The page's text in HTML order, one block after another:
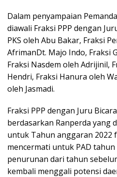
Dalam penyampaian
diawali Fraksi PPP dengan
PKS oleh Abu Bakar, Fraksi
AfrimanDt. Majo Indo, Fraksi
Fraksi Nasdem oleh Adrijinil,
Hendri, Fraksi Hanura oleh
oleh Jasmadi.
Fraksi PPP dengan Juru
berdasarkan Ranperda yang
untuk Tahun anggaran 2022
mencermati untuk PAD tahun
penurunan dari tahun
kembali menggali potensi